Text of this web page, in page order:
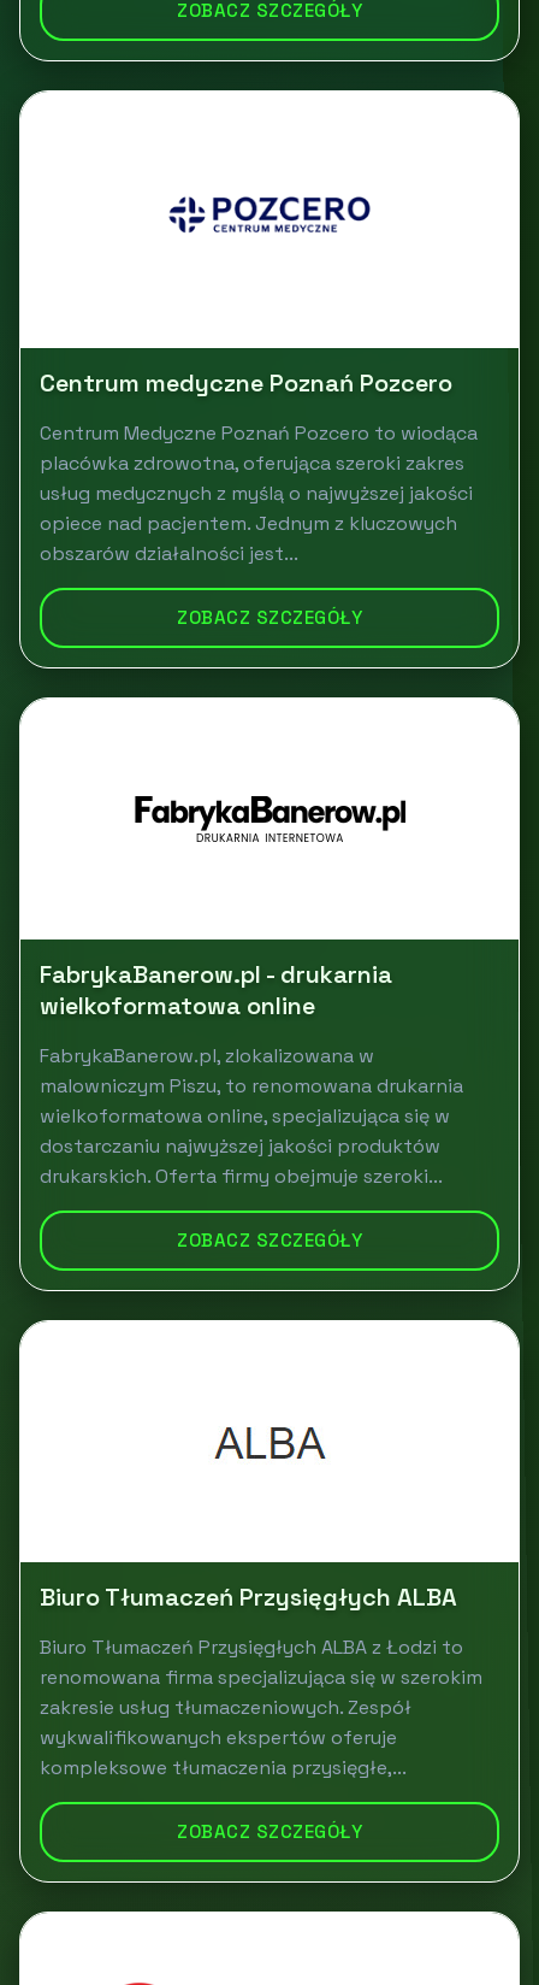
ZOBACZ SZCZEGÓŁY
Centrum medyczne Poznań Pozcero
Centrum Medyczne Poznań Pozcero to wiodąca
placówka zdrowotna, oferująca szeroki zakres
usług medycznych z myślą o najwyższej jakości
opiece nad pacjentem. Jednym z kluczowych
obszarów działalności jest...
ZOBACZ SZCZEGÓŁY
FabrykaBanerow.pl - drukarnia
wielkoformatowa online
FabrykaBanerow.pl, zlokalizowana w
malowniczym Piszu, to renomowana drukarnia
wielkoformatowa online, specjalizująca się w
dostarczaniu najwyższej jakości produktów
drukarskich. Oferta firmy obejmuje szeroki...
ZOBACZ SZCZEGÓŁY
Biuro Tłumaczeń Przysięgłych ALBA
Biuro Tłumaczeń Przysięgłych ALBA z Łodzi to
renomowana firma specjalizująca się w szerokim
zakresie usług tłumaczeniowych. Zespół
wykwalifikowanych ekspertów oferuje
kompleksowe tłumaczenia przysięgłe,...
ZOBACZ SZCZEGÓŁY